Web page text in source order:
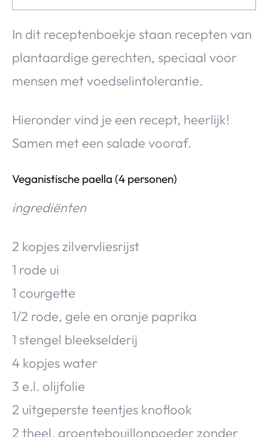
In dit receptenboekje staan recepten van
plantaardige gerechten, speciaal voor
mensen met voedselintolerantie.
Hieronder vind je een recept, heerlijk!
Samen met een salade vooraf.
Veganistische paella (4 personen)
ingrediënten
2 kopjes zilvervliesrijst
1 rode ui
1 courgette
1/2 rode, gele en oranje paprika
1 stengel bleekselderij
4 kopjes water
3 e.l. olijfolie
2 uitgeperste teentjes knoflook
2 theel. groentebouillonpoeder zonder